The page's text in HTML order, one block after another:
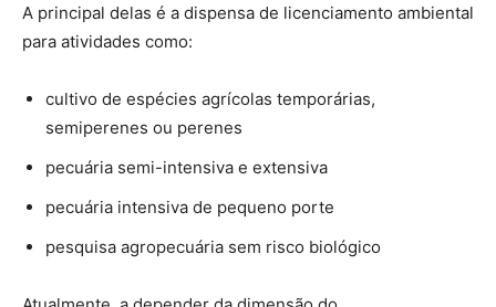
A principal delas é a dispensa de licenciamento ambiental
para atividades como:
cultivo de espécies agrícolas temporárias,
semiperenes ou perenes
pecuária semi-intensiva e extensiva
pecuária intensiva de pequeno porte
pesquisa agropecuária sem risco biológico